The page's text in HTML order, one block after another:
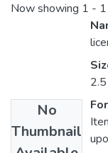
Now showing 1 -
No
Thumbnail